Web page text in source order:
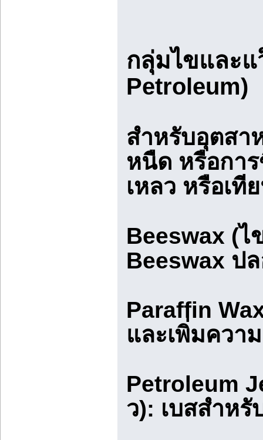
กลุ่มไขและแ
Petroleum)
สำหรับอุตสา
หนืด หรือกา
เหลว หรือเที
Beeswax (ไ
Beeswax ป
Paraffin
และเพิ่มควา
Petroleum
ว): เบสสำห